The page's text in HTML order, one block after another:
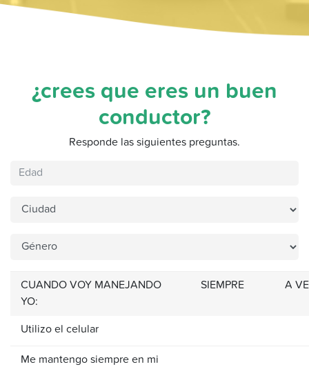
¿crees que eres un buen
conductor?
Responde las siguientes preguntas.
CUANDO VOY MANEJANDO
YO:
SIEMPRE A
Utilizo el celular
Me mantengo siempre en mi